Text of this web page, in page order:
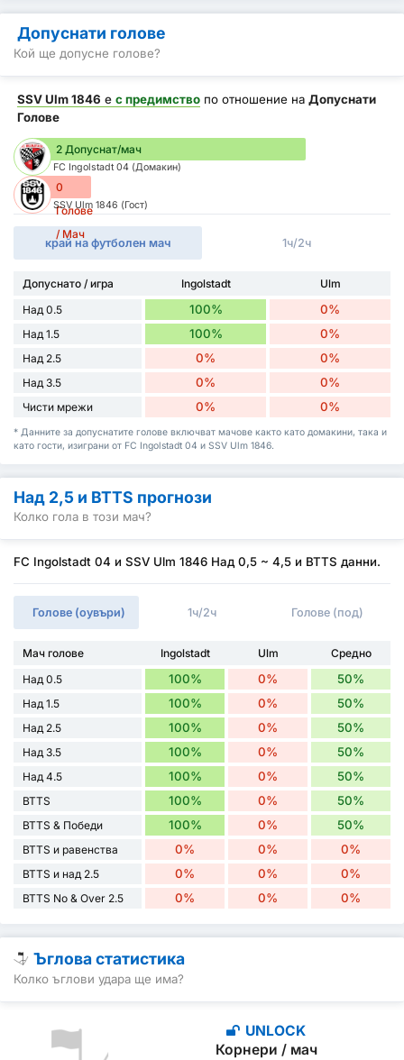
Допуснати голове
Кой ще допусне голове?
SSV Ulm 1846 е с предимство по отношение на Допуснати
Голове
2 Допуснат/мач
FC Ingolstadt 04 (Домакин)
0
Голове
/ Мач
SSV Ulm 1846 (Гост)
край на футболен мач 1ч/2ч
Допуснато / игра Ingolstadt
Ulm
Над 0.5
100% 0%
Над 1.5 100% 0%
Над 2.5 0% 0%
Над 3.5 0% 0%
Чисти мрежи 0% 0%
* Данните за допуснатите голове включват мачове както като домакини, така и
като гости, изиграни от FC Ingolstadt 04 и SSV Ulm 1846.
Над 2,5 и BTTS прогнози
Колко гола в този мач?
FC Ingolstadt 04 и SSV Ulm 1846 Над 0,5 ~ 4,5 и BTTS данни.
Голове (оувъри) 1ч/2ч Голове (под)
Мач голове Ingolstadt Ulm
Средно
Над 0.5
100% 0% 50%
Над 1.5 100% 0% 50%
Над 2.5 100% 0% 50%
Над 3.5 100% 0% 50%
Над 4.5 100% 0% 50%
BTTS 100% 0% 50%
BTTS & Победи 100% 0% 50%
BTTS и равенства 0% 0% 0%
BTTS и над 2.5 0% 0% 0%
BTTS No & Over 2.5 0% 0% 0%
Ъглова статистика
Колко ъглови удара ще има?
UNLOCK
Корнери / мач